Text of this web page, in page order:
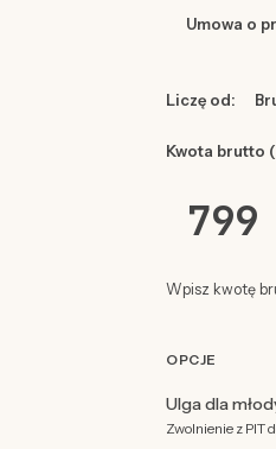
Umowa o
Liczę od:
Kwota brutto
Wpisz kwotę
OPCJE
Ulga dla
Zwolnienie z PIT